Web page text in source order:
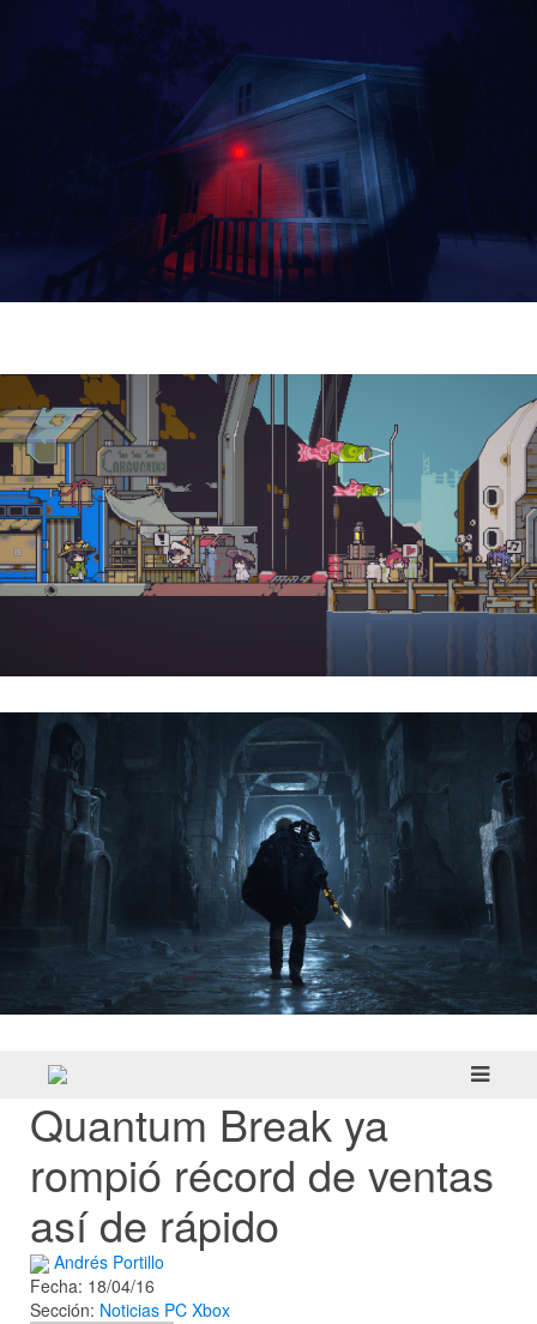
Quantum Break ya
rompió récord de ventas
así de rápido
Andrés Portillo
Fecha: 18/04/16
Sección: Noticias PC Xbox